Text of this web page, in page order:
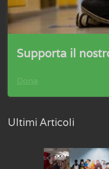
Supporta il
Dona
Ultimi Articoli